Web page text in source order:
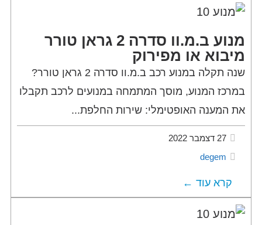
מנוע ב.מ.וו סדרה 2 גראן טורר
מיבוא או מפירוק
שנה תקלה במנוע רכב ב.מ.וו סדרה 2 גראן טורר?
במרכז המנוע, מוסך המתמחה במנועים לרכב תקבלו
את המענה האופטימלי: שירות החלפת...
27 דצמבר 2022
degem
קרא עוד ←